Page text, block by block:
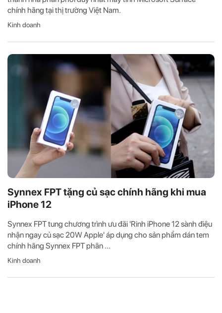
chính hãng tại thị trường Việt Nam.
Kinh doanh
Synnex FPT tặng củ sạc chính hãng khi mua
iPhone 12
Synnex FPT tung chương trình ưu đãi 'Rinh iPhone 12 sành điệu
nhận ngay củ sạc 20W Apple' áp dụng cho sản phẩm dán tem
chính hãng Synnex FPT phân ...
Kinh doanh